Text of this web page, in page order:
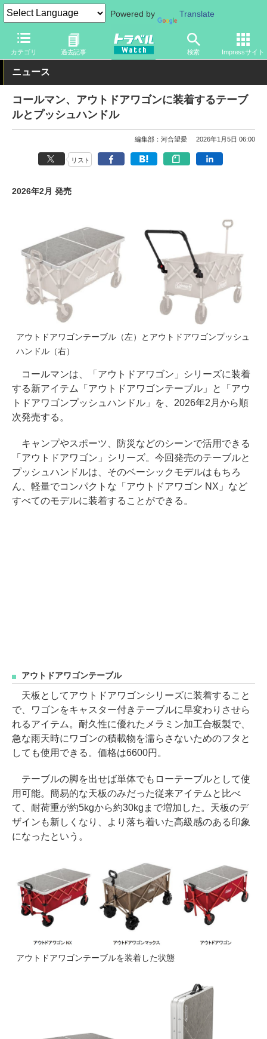
Powered by Translate
カテゴリ 過去記事 検索 Impressサイト
トラベル Watch 旅のアイテム 旅行グッズ アウトドア用品
ニュース
コールマン、アウトドアワゴンに装着するテーブ
ルとプッシュハンドル
編集部：河合望愛 2026年1月5日 06:00
リスト
2026年2月 発売
アウトドアワゴンテーブル（左）とアウトドアワゴンプッシュ
ハンドル（右）
コールマンは、「アウトドアワゴン」シリーズに装着
する新アイテム「アウトドアワゴンテーブル」と「アウ
トドアワゴンプッシュハンドル」を、2026年2月から順
次発売する。
キャンプやスポーツ、防災などのシーンで活用できる
「アウトドアワゴン」シリーズ。今回発売のテーブルと
プッシュハンドルは、そのベーシックモデルはもちろ
ん、軽量でコンパクトな「アウトドアワゴン NX」など
すべてのモデルに装着することができる。
アウトドアワゴンテーブル
天板としてアウトドアワゴンシリーズに装着すること
で、ワゴンをキャスター付きテーブルに早変わりさせら
れるアイテム。耐久性に優れたメラミン加工合板製で、
急な雨天時にワゴンの積載物を濡らさないためのフタと
しても使用できる。価格は6600円。
テーブルの脚を出せば単体でもローテーブルとして使
用可能。簡易的な天板のみだった従来アイテムと比べ
て、耐荷重が約5kgから約30kgまで増加した。天板のデ
ザインも新しくなり、より落ち着いた高級感のある印象
になったという。
アウトドアワゴンテーブルを装着した状態